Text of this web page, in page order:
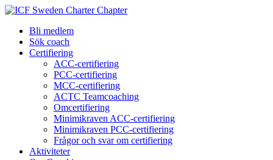
Bli medlem
Sök coach
Certifiering
ACC-certifiering
PCC-certifiering
MCC-certifiering
ACTC Teamcoaching
Omcertifiering
Minimikraven ACC-certifiering
Minimikraven PCC-certifiering
Frågor och svar om certifiering
Aktiviteter